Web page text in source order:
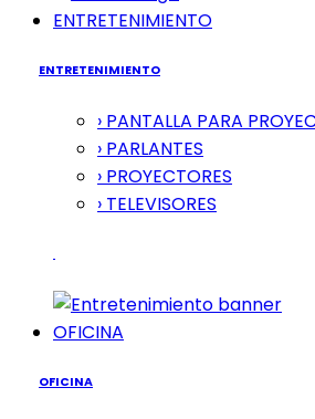
ENTRETENIMIENTO
ENTRETENIMIENTO
› PANTALLA PARA
› PARLANTES
› PROYECTORES
› TELEVISORES
OFICINA
OFICINA